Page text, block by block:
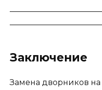
Заключение
Замена дворников на